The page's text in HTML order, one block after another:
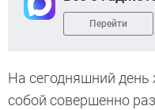
Перейти
На сегодняшний день
собой совершенно